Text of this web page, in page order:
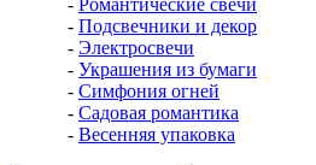
- Романтические свечи
- Подсвечники и декор
- Электросвечи
- Украшения из бумаги
- Симфония огней
- Садовая романтика
- Весенняя упаковка